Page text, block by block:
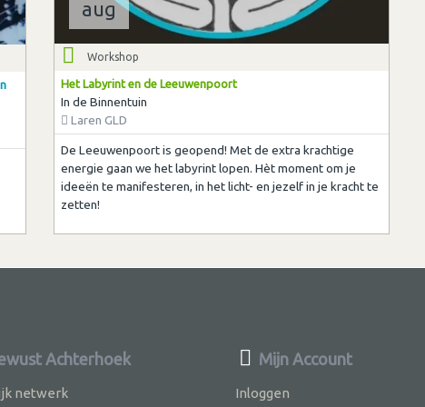
aug
Workshop
Het Labyrint en de Leeuwenpoort
In de Binnentuin
Laren GLD
De Leeuwenpoort is geopend! Met de extra krachtige
energie gaan we het labyrint lopen. Hèt moment om je
ideeën te manifesteren, in het licht- en jezelf in je kracht te
zetten!
Achterhoek
netwerk
Mijn Account
Inloggen